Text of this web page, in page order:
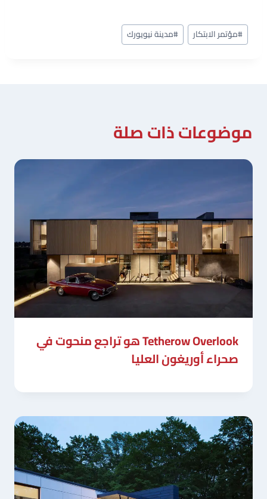
وسوم
المقال:
#مؤتمر الابتكار #مدينة نيويورك
موضوعات ذات صلة
Tetherow Overlook هو تراجع منحوت في
صحراء أوريغون العليا